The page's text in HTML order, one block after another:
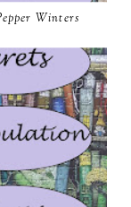
Winters